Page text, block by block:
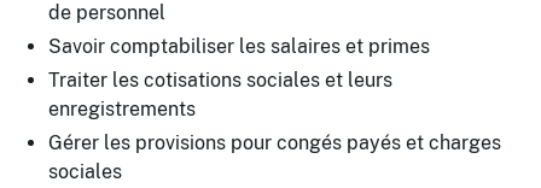
de personnel
Savoir comptabiliser les salaires et primes
Traiter les cotisations sociales et leurs
enregistrements
Gérer les provisions pour congés payés et charges
sociales